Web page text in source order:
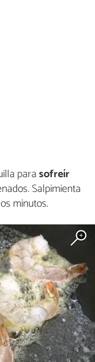
parasofreír
Salpimienta
minutos.